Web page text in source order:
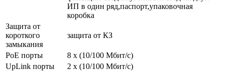
ИП в один ряд,паспорт,упаковочная
коробка
Защита от
короткого
замыкания
защита от КЗ
PoE порты
8 х (10/100 Мбит/с)
UpLink порты
2 х (10/100 Мбит/с)